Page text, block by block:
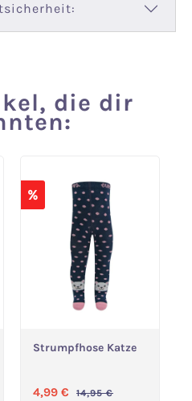
die dir
%
Strumpfhose Katze
Verkaufspreis:
4,99 € Regulärer Preis:
14,95 €